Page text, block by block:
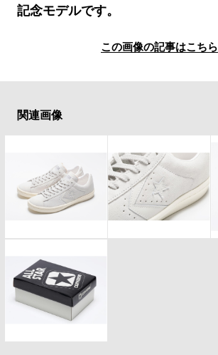
記念モデルです。
この画像の記事はこちら
関連画像